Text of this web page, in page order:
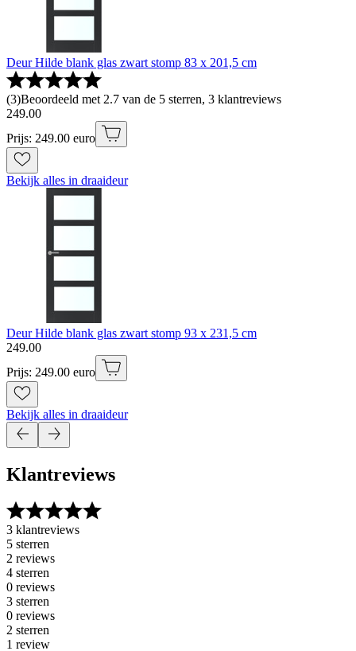
Deur Hilde blank glas zwart stomp 83 x 201,5 cm
(3)Beoordeeld met 2.7 van de 5 sterren, 3 klantreviews
249.00
Prijs: 249.00 euro
Bekijk alles in draaideur
Deur Hilde blank glas zwart stomp 93 x 231,5 cm
249.00
Prijs: 249.00 euro
Bekijk alles in draaideur
Klantreviews
3 klantreviews
5 sterren
2 reviews
4 sterren
0 reviews
3 sterren
0 reviews
2 sterren
1 review